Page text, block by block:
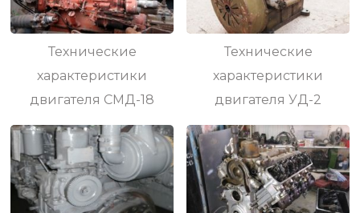
Технические
характеристики
двигателя СМД-18
Технические
характеристики
двигателя УД-2